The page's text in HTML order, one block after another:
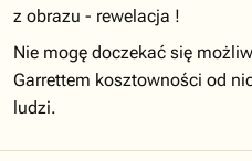
z obrazu - rewelacja !
Nie mogę doczekać się
Garrettem kosztowności od
ludzi.